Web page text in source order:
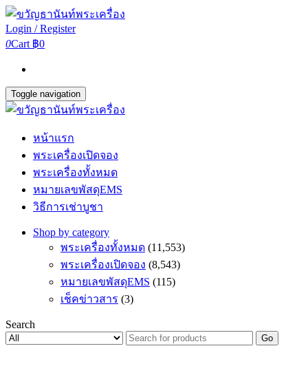
Login / Register
0Cart ฿0
Toggle navigation
หน้าแรก
พระเครื่องเปิดจอง
พระเครื่องทั้งหมด
หมายเลขพัสดุEMS
วิธีการเช่าบูชา
Shop by category
พระเครื่องทั้งหมด (11,553)
พระเครื่องเปิดจอง (8,543)
หมายเลขพัสดุEMS (115)
เช็คข่าวสาร (3)
Search
Go